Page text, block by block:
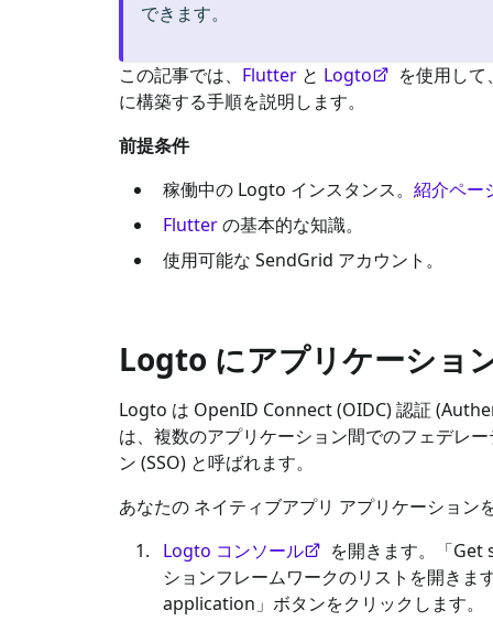
できます。
この記事では、 Flutter と Logto
を使用して
に構築する手順を説明します。
前提条件
稼働中の Logto インスタンス。 紹介ペー
Flutterの基本的な知識。
使用可能な SendGrid アカウント。
Logto にアプリケーショ
Logto は OpenID Connect (OIDC) 認証
は、複数のアプリケーション間でのフェデレ
ン (SSO) と呼ばれます。
あなたの ネイティブアプリ アプリケーション
Logto コンソール
を開きます。「
ションフレームワークのリストを開きま
application」ボタンをクリックします。